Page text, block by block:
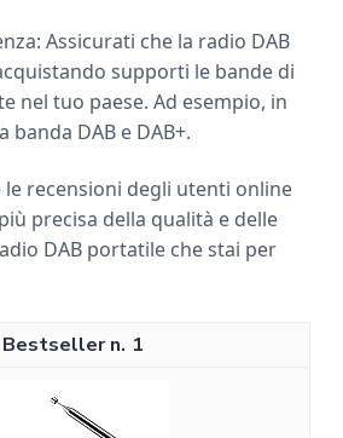
Assicurati che la radio DAB
supporti le bande di
nel tuo paese. Ad esempio, in
banda DAB e DAB+.
le recensioni degli utenti online
precisa della qualità e delle
DAB portatile che stai per
1